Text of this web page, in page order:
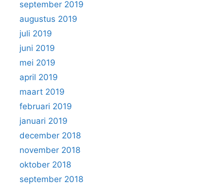
september 2019
augustus 2019
juli 2019
juni 2019
mei 2019
april 2019
maart 2019
februari 2019
januari 2019
december 2018
november 2018
oktober 2018
september 2018